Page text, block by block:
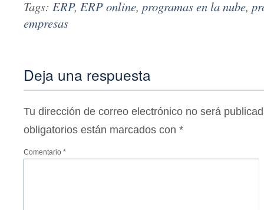
Tags: ERP, ERP online, programas en la nube,
empresas
Deja una respuesta
Tu dirección de correo electrónico no será
obligatorios están marcados con *
Comentario *